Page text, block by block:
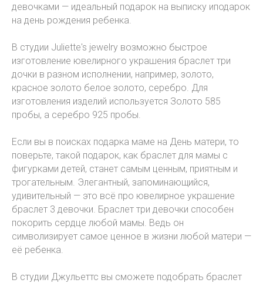
девочками — идеальный подарок на выписку иподарок
на день рождения ребенка.
В студии Juliette's jewelry возможно быстрое
изготовление ювелирного украшения браслет три
дочки в разном исполнении, например, золото,
красное золото белое золото, серебро. Для
изготовления изделий используется Золото 585
пробы, а серебро 925 пробы.
Если вы в поисках подарка маме на День матери, то
поверьте, такой подарок, как браслет для мамы с
фигурками детей, станет самым ценным, приятным и
трогательным. Элегантный, запоминающийся,
удивительный — это всё про ювелирное украшение
браслет 3 девочки. Браслет три девочки способен
покорить сердце любой мамы. Ведь он
символизирует самое ценное в жизни любой матери —
её ребенка.
В студии Джульеттс вы сможете подобрать браслет